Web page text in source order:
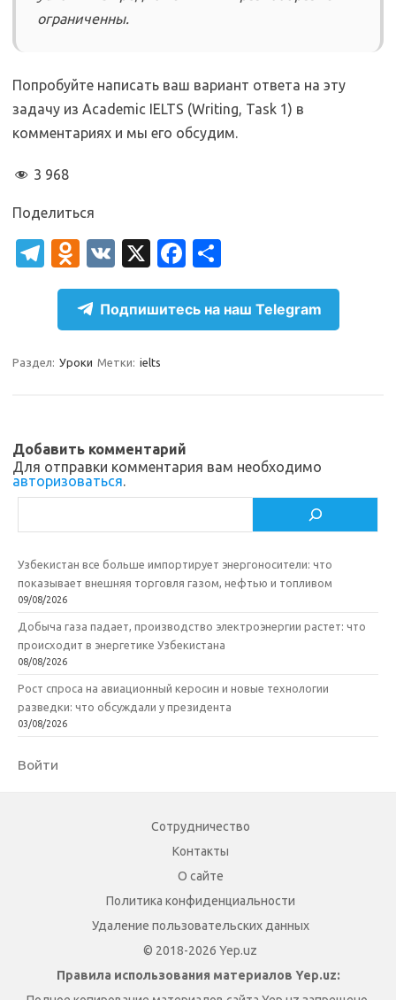
ограниченны.
Попробуйте написать ваш вариант ответа на эту
задачу из Academic IELTS (Writing, Task 1) в
комментариях и мы его обсудим.
3 968
Поделиться
T
el
gr
a
O
d
n
o
kl
ik
i
V
K
X
Fa
c
e
b
т
п
р
ь
Подпишитесь на наш Telegram
Раздел: Уроки Метки: ielts
Добавить комментарий
Для отправки комментария вам необходимо
авторизоваться.
Узбекистан все больше импортирует энергоносители: что
показывает внешняя торговля газом, нефтью и топливом
09/08/2026
Добыча газа падает, производство электроэнергии растет: что
происходит в энергетике Узбекистана
08/08/2026
Рост спроса на авиационный керосин и новые технологии
разведки: что обсуждали у президента
03/08/2026
Войти
Сотрудничество
Контакты
О сайте
Политика конфиденциальности
Удаление пользовательских данных
© 2018-2026 Yep.uz
Правила использования материалов Yep.uz: